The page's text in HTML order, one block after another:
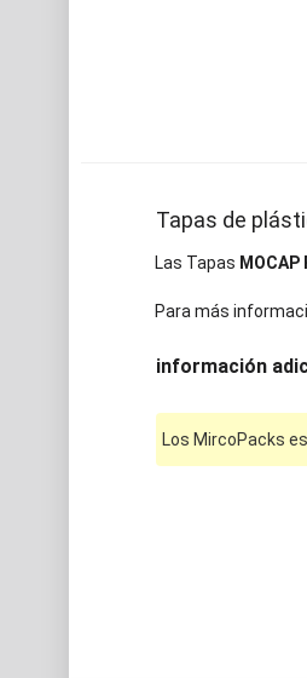
Tapas de
Las Tapas
Para más
información
Los MircoPacks